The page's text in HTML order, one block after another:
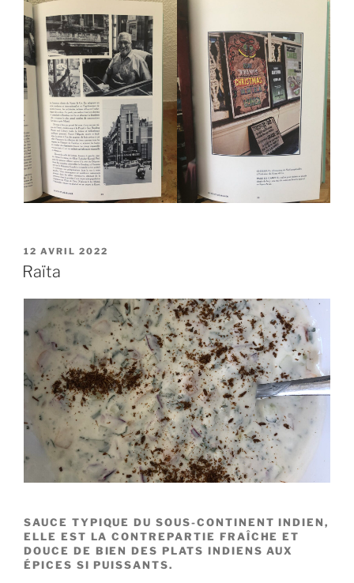
PUBLIÉ
LE
12 AVRIL 2022
Raïta
SAUCE TYPIQUE DU SOUS-CONTINENT INDIEN,
ELLE EST LA CONTREPARTIE FRAÎCHE ET
DOUCE DE BIEN DES PLATS INDIENS AUX
ÉPICES SI PUISSANTS.